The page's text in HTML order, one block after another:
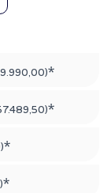
)*
)*
)*
)*